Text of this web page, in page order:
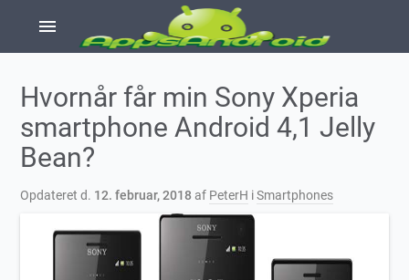
menu
Hvornår får min Sony Xperia
smartphone Android 4,1 Jelly
Bean?
Opdateret d. 12. februar, 2018 af PeterH iSmartphones